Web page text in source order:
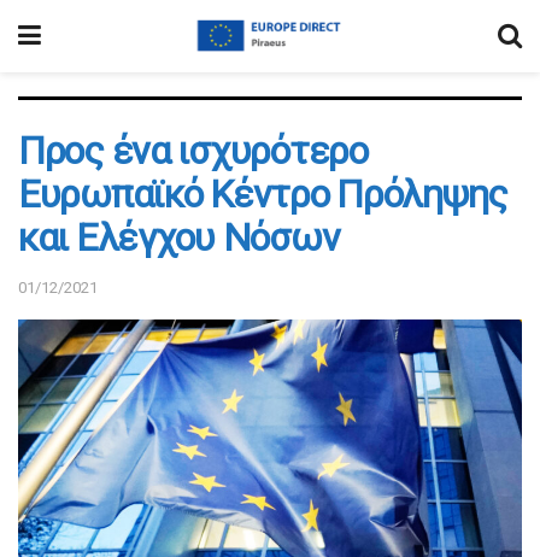
Προς ένα ισχυρότερο
Ευρωπαϊκό Κέντρο Πρόληψης
και Ελέγχου Νόσων
01/12/2021